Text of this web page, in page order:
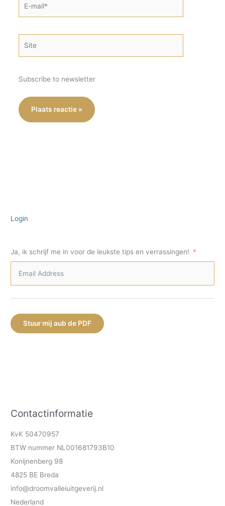
mail*
Subscribe to newsletter
Login
Ja, ik schrijf me in voor de leukste tips en verrassingen!
Stuur mij aub de PDF
Contactinformatie
KvK 50470957
BTW nummer NL001681793B10
Konijnenberg 98
4825 BE Breda
info@droomvalleiuitgeverij.nl
Nederland